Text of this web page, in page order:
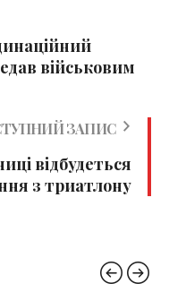
військовим
ЗАПИС
відбудеться
з триатлону